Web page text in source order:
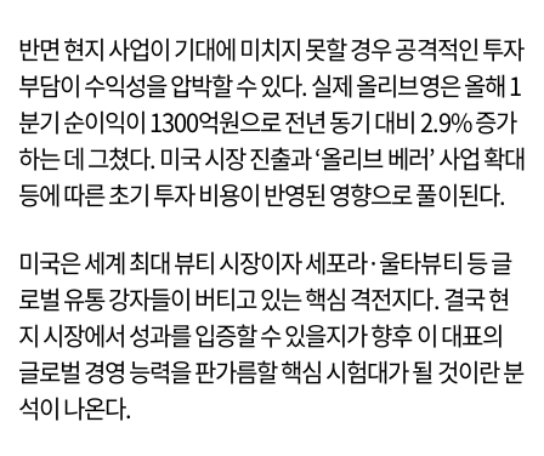
반면 현지 사업이 기대에 미치지 못할 경우 공격적인 투자
부담이 수익성을 압박할 수 있다. 실제 올리브영은 올해 1
분기 순이익이 1300억원으로 전년 동기 대비 2.9% 증가
하는 데 그쳤다. 미국 시장 진출과 ‘올리브 베러’ 사업 확대
등에 따른 초기 투자 비용이 반영된 영향으로 풀이된다.
미국은 세계 최대 뷰티 시장이자 세포라·울타뷰티 등 글
로벌 유통 강자들이 버티고 있는 핵심 격전지다. 결국 현
지 시장에서 성과를 입증할 수 있을지가 향후 이 대표의
글로벌 경영 능력을 판가름할 핵심 시험대가 될 것이란 분
석이 나온다.